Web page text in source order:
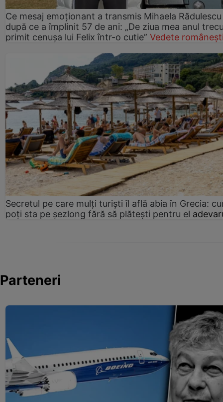
Ce mesaj emoționant a transmis Mihaela Rădulescu
după ce a împlinit 57 de ani: „De ziua mea anul
primit cenușa lui Felix într-o cutie” Vedete
Secretul pe care mulți turiști îl află abia în Grecia:
poți sta pe șezlong fără să plătești pentru el
Parteneri